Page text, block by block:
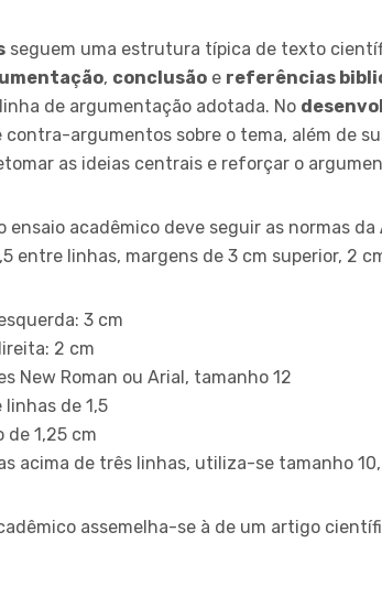
seguem uma estrutura típica de texto
, conclusão e referências
de argumentação adotada. No
contra-argumentos sobre o tema, além de
as ideias centrais e reforçar o
ensaio acadêmico deve seguir as normas da
entre linhas, margens de 3 cm superior, 2
3 cm
2 cm
New Roman ou Arial, tamanho 12
de 1,5
de 1,25 cm
acima de três linhas, utiliza-se tamanho
assemelha-se à de um artigo